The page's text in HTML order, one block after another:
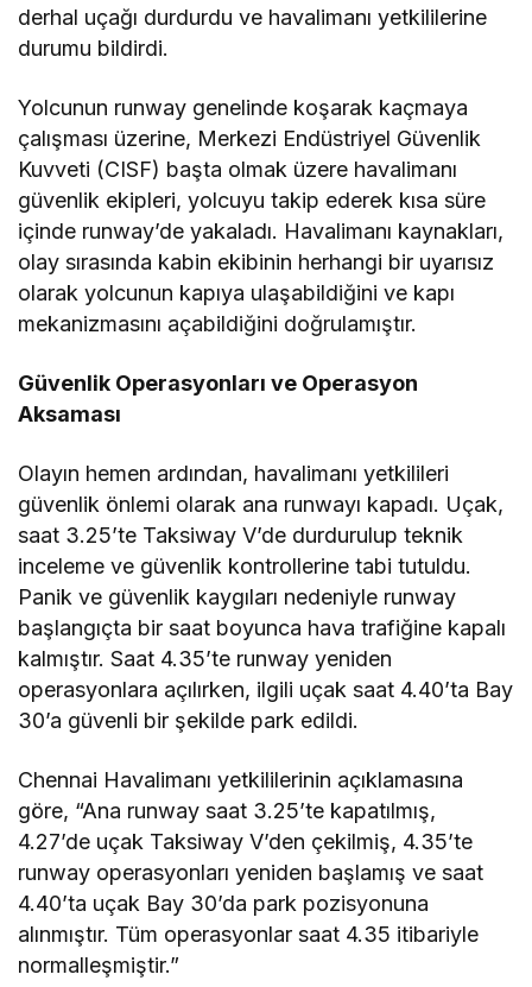
derhal uçağı durdurdu ve havalimanı yetkililerine
durumu bildirdi.
Yolcunun runway genelinde koşarak kaçmaya
çalışması üzerine, Merkezi Endüstriyel Güvenlik
Kuvveti (CISF) başta olmak üzere havalimanı
güvenlik ekipleri, yolcuyu takip ederek kısa süre
içinde runway’de yakaladı. Havalimanı kaynakları,
olay sırasında kabin ekibinin herhangi bir uyarısız
olarak yolcunun kapıya ulaşabildiğini ve kapı
mekanizmasını açabildiğini doğrulamıştır.
Güvenlik Operasyonları ve Operasyon
Aksaması
Olayın hemen ardından, havalimanı yetkilileri
güvenlik önlemi olarak ana runwayı kapadı. Uçak,
saat 3.25’te Taksiway V’de durdurulup teknik
inceleme ve güvenlik kontrollerine tabi tutuldu.
Panik ve güvenlik kaygıları nedeniyle runway
başlangıçta bir saat boyunca hava trafiğine kapalı
kalmıştır. Saat 4.35’te runway yeniden
operasyonlara açılırken, ilgili uçak saat 4.40’ta Bay
30’a güvenli bir şekilde park edildi.
Chennai Havalimanı yetkililerinin açıklamasına
göre, “Ana runway saat 3.25’te kapatılmış,
4.27’de uçak Taksiway V’den çekilmiş, 4.35’te
runway operasyonları yeniden başlamış ve saat
4.40’ta uçak Bay 30’da park pozisyonuna
alınmıştır. Tüm operasyonlar saat 4.35 itibariyle
normalleşmiştir.”